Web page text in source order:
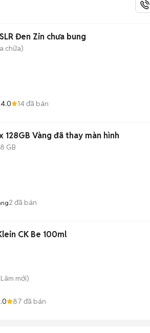
Đen Zin chưa bung
chữa)
4.0 14đã bán
128GB Vàng đã thay màn hình
GB
2 đã bán
CK Be 100ml
mới)
87 đã bán